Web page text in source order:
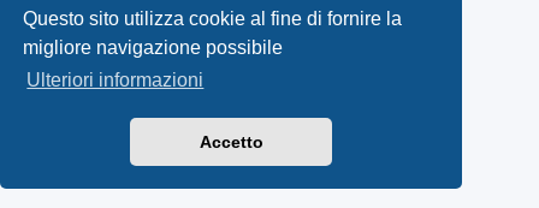
Questo sito utilizza cookie al fine di fornire la
migliore navigazione possibile
Ulteriori informazioni
Accetto